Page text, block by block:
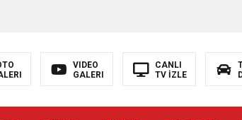
VIDEO
GALERI
CANLI
TV İZLE
dinledi
Altın” mesaisi